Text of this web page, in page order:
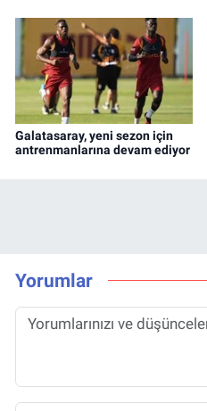
Galatasaray, yeni sezon için
antrenmanlarına devam ediyor
Yorumlar